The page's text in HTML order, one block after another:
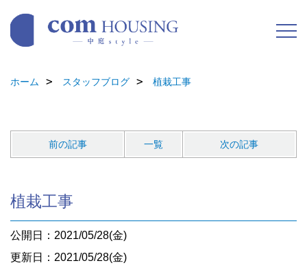
ホーム スタッフブログ 植栽工事
前の記事 一覧 次の記事
植栽工事
公開日：2021/05/28(金)
更新日：2021/05/28(金)